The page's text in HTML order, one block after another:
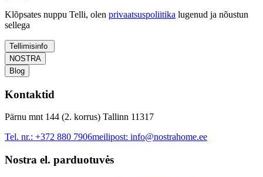
Klõpsates nuppu Telli, olen privaatsuspoliitika lugenud ja nõustun
sellega
Tellimisinfo
NOSTRA
Blog
Kontaktid
Pärnu mnt 144 (2. korrus) Tallinn 11317
Tel. nr.: +372 880 7906meilipost: info@nostrahome.ee
Nostra el. parduotuvės